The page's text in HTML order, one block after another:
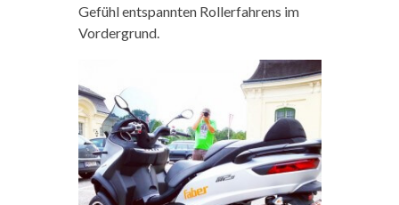
Gefühl entspannten Rollerfahrens im
Vordergrund.